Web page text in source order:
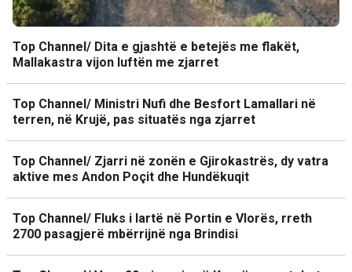
Top Channel/ Dita e gjashtë e betejës me flakët,
Mallakastra vijon luftën me zjarret
Top Channel/ Ministri Nufi dhe Besfort Lamallari në
terren, në Krujë, pas situatës nga zjarret
Top Channel/ Zjarri në zonën e Gjirokastrës, dy vatra
aktive mes Andon Poçit dhe Hundëkuqit
Top Channel/ Fluks i lartë në Portin e Vlorës, rreth
2700 pasagjerë mbërrijnë nga Brindisi